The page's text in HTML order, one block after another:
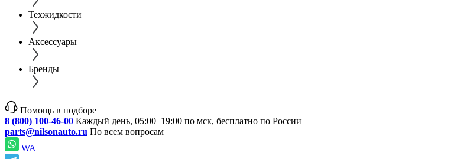
Техжидкости
Аксессуары
Бренды
Помощь в подборе
8 (800) 100-46-00 Каждый день, 05:00–19:00 по мск, бесплатно по России
parts@nilsonauto.ru По всем вопросам
WA